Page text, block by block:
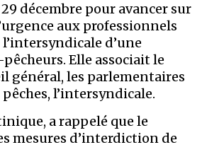
décembre pour avancer sur
aux professionnels
d’une
Elle associait le
général, les parlementaires
l’intersyndicale.
a rappelé que le
mesures d’interdiction de